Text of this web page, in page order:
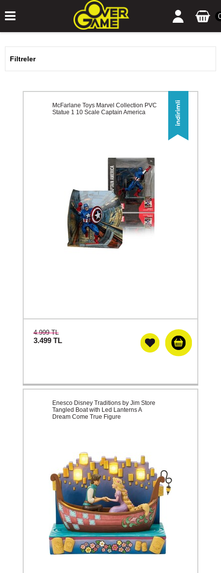
Filtreler
McFarlane Toys Marvel Collection PVC
Statue 1 10 Scale Captain America
4.999 TL
3.499 TL
Enesco Disney Traditions by Jim Store
Tangled Boat with Led Lanterns A
Dream Come True Figure